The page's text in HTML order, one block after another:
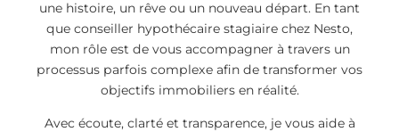
une histoire, un rêve ou un nouveau départ. En tant
que conseiller hypothécaire stagiaire chez Nesto,
mon rôle est de vous accompagner à travers un
processus parfois complexe afin de transformer vos
objectifs immobiliers en réalité.
Avec écoute, clarté et transparence, je vous aide à